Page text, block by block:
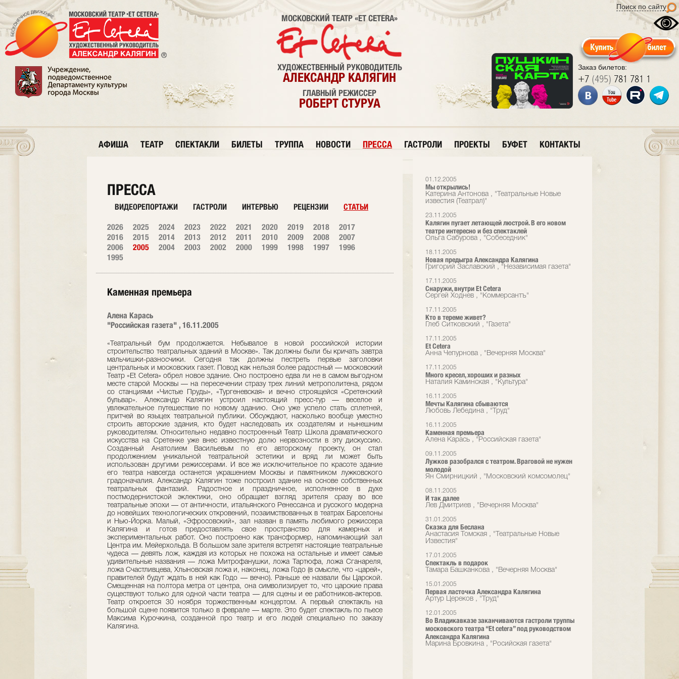
Поиск по сайту
Заказ билетов:
+7 (495) 781 781 1
МОСКОВСКИЙ ТЕАТР «ET CETERA»
ХУДОЖЕСТВЕННЫЙ РУКОВОДИТЕЛЬ
АЛЕКСАНДР КАЛЯГИН
ГЛАВНЫЙ РЕЖИССЕР
РОБЕРТ СТУРУА
АФИША ТЕАТР СПЕКТАКЛИ БИЛЕТЫ ТРУППА НОВОСТИ ПРЕССА ГАСТРОЛИ ПРОЕКТЫ БУФЕТ КОНТАКТЫ
01.12.2005
Мы открылись!
Катерина Антонова , "Театральные Новые
известия (Театрал)"
23.11.2005
Калягин пугает летающей люстрой. В его новом
театре интересно и без спектаклей
Ольга Сабурова , "Собеседник"
18.11.2005
Новая предыгра Александра Калягина
Григорий Заславский , "Независимая газета"
17.11.2005
Снаружи, внутри Et Cetera
Сергей Ходнев , "Коммерсантъ"
17.11.2005
Кто в тереме живет?
Глеб Ситковский , "Газета"
17.11.2005
Et Сetera
Анна Чепурнова , "Вечерняя Москва"
17.11.2005
Много кресел, хороших и разных
Наталия Каминская , "Культура"
16.11.2005
Мечты Калягина сбываются
Любовь Лебедина , "Труд"
16.11.2005
Каменная премьера
Алена Карась , "Российская газета"
09.11.2005
Лужков разобрался с театром. Враговой не нужен
молодой
Ян Смирницкий , "Московский комсомолец"
08.11.2005
И так далее
Лев Дмитриев , "Вечерняя Москва"
31.01.2005
Сказка для Беслана
Анастасия Томская , "Театральные Новые
Известия"
17.01.2005
Спектакль в подарок
Тамара Башканкова , "Вечерняя Москва"
15.01.2005
Первая ласточка Александра Калягина
Артур Цереков , "Труд"
12.01.2005
Во Владикавказе заканчиваются гастроли труппы
московского театра “Et cetera” под руководством
Александра Калягина
Марина Бровкина , "Росийская газета"
ПРЕССА
ВИДЕОРЕПОРТАЖИ ГАСТРОЛИ ИНТЕРВЬЮ РЕЦЕНЗИИ СТАТЬИ
2026 2025 2024 2023 2022 2021 2020 2019 2018
2017
2016
2015 2014 2013 2012 2011 2010 2009 2008
2007
2006
2005 2004 2003 2002 2000 1999 1998 1997
1996
1995
Каменная премьера
Алена Карась
"Российская газета" , 16.11.2005
«Театральный бум продолжается. Небывалое в новой российской истории
строительство театральных зданий в Москве». Так должны были бы кричать завтра
мальчишки-разносчики. Сегодня так должны пестреть первые заголовки
центральных и московских газет. Повод как нельзя более радостный — московский
Театр «Et Cetera» обрел новое здание. Оно построено едва ли не в самом выгодном
месте старой Москвы — на пересечении стразу трех линий метрополитена, рядом
со станциями «Чистые Пруды», «Тургеневская» и вечно строящейся «Сретенский
бульвар». Александр Калягин устроил настоящий пресс-тур — веселое и
увлекательное путешествие по новому зданию. Оно уже успело стать сплетней,
притчей во языцех театральной публики. Обсуждают, насколько вообще уместно
строить авторские здания, кто будет наследовать их создателям и нынешним
руководителям. Относительно недавно построенный Театр Школа драматического
искусства на Сретенке уже внес известную долю нервозности в эту дискуссию.
Созданный Анатолием Васильевым по его авторскому проекту, он стал
продолжением уникальной театральной эстетики и вряд ли может быть
использован другими режиссерами. И все же исключительное по красоте здание
его театра навсегда останется украшением Москвы и памятником лужковского
градоначалия. Александр Калягин тоже построил здание на основе собственных
театральных фантазий. Радостное и праздничное, исполненное в духе
постмодернистской эклектики, оно обращает взгляд зрителя сразу во все
театральные эпохи — от античности, итальянского Ренессанса и русского модерна
до новейших технологических откровений, позаимствованных в театрах Барселоны
и Нью-Йорка. Малый, «Эфросовский», зал назван в память любимого режиссера
Калягина и готов предоставлять свое пространство для камерных и
экспериментальных работ. Оно построено как трансформер, напоминающий зал
Центра им. Мейерхольда. В большом зале зрителя встретят настоящие театральные
чудеса — девять лож, каждая из которых не похожа на остальные и имеет самые
удивительные названия — ложа Митрофанушки, ложа Тартюфа, ложа Сганареля,
ложа Счастливцева, Хлыновская ложа и, наконец, ложа Годо (в смысле, что «царей»,
правителей будут ждать в ней как Годо — вечно). Раньше ее назвали бы Царской.
Смещенная на полтора метра от центра, она символизирует то, что царские права
существуют только для одной части театра — для сцены и ее работников-актеров.
Театр откроется 30 ноября торжественным концертом. А первый спектакль на
большой сцене появится только в феврале — марте. Это будет спектакль по пьесе
Максима Курочкина, созданной про театр и его людей специально по заказу
Калягина.